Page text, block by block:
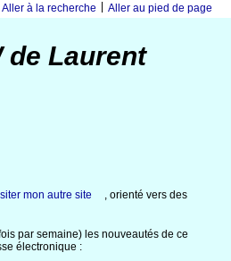
Aller à la recherche Aller au pied de page
de Laurent
mon autre site
, orienté vers des
par semaine) les nouveautés de ce
électronique :